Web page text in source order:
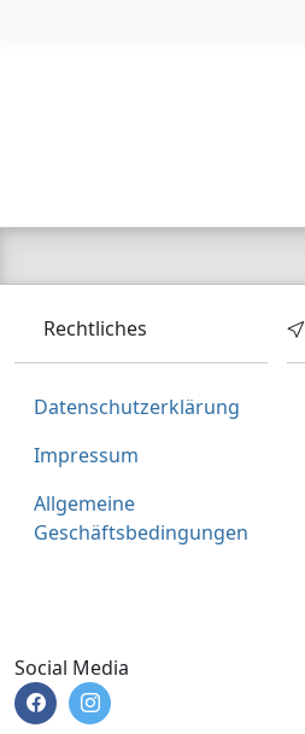
Rechtliches
Datenschutzerklärung
Impressum
Allgemeine
Geschäftsbedingungen
Social Media